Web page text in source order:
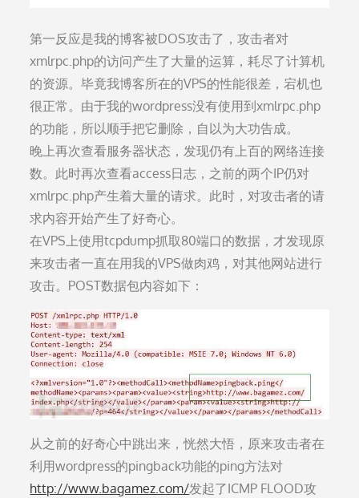
第一反应是我的博客被DOS攻击了，攻击者对
xmlrpc.php的访问产生了大量的运算，耗尽了计算机
的资源。毕竟我博客所在的VPS的性能很差，宕机也
很正常。由于我的wordpress没有使用到xmlrpc.php
的功能，所以顺手把它删除，自以为大功告成。
晚上再次查看服务器状态，发现仍有上百的网络连接
数。此时再次查看access日志，之前的两个IP仍对
xmlrpc.php产生着大量的请求。此时，对攻击者的请
求内容开始产生了好奇心。
在VPS上使用tcpdump抓取80端口的数据，才发现原
来攻击者一直在用我的VPS做肉鸡，对其他网站进行
攻击。POST数据包内容如下：
从之前的好奇心中跳出来，恍然大悟，原来攻击者在
利用wordpress的pingback功能的ping方法对
http://www.bagamez.com/发起了ICMP FLOOD攻